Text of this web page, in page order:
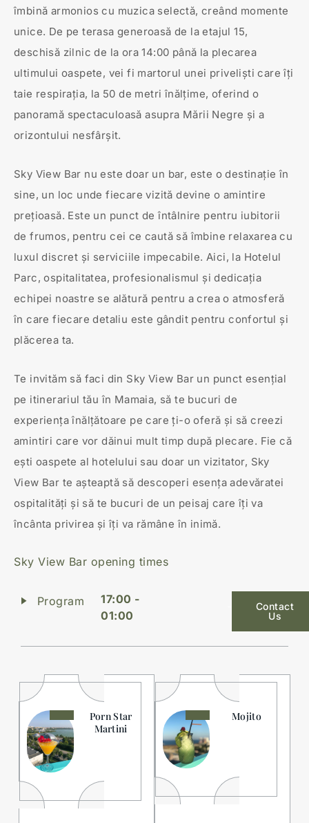
îmbină armonios cu muzica selectă, creând momente
unice. De pe terasa generoasă de la etajul 15,
deschisă zilnic de la ora 14:00 până la plecarea
ultimului oaspete, vei fi martorul unei priveliști care îți
taie respirația, la 50 de metri înălțime, oferind o
panoramă spectaculoasă asupra Mării Negre și a
orizontului nesfârșit.
Sky View Bar nu este doar un bar, este o destinație în
sine, un loc unde fiecare vizită devine o amintire
prețioasă. Este un punct de întâlnire pentru iubitorii
de frumos, pentru cei ce caută să îmbine relaxarea cu
luxul discret și serviciile impecabile. Aici, la Hotelul
Parc, ospitalitatea, profesionalismul și dedicația
echipei noastre se alătură pentru a crea o atmosferă
în care fiecare detaliu este gândit pentru confortul și
plăcerea ta.
Te invităm să faci din Sky View Bar un punct esențial
pe itinerariul tău în Mamaia, să te bucuri de
experiența înălțătoare pe care ți-o oferă și să creezi
amintiri care vor dăinui mult timp după plecare. Fie că
ești oaspete al hotelului sau doar un vizitator, Sky
View Bar te așteaptă să descoperi esența adevăratei
ospitalități și să te bucuri de un peisaj care îți va
încânta privirea și îți va rămâne în inimă.
Sky View Bar opening times
Program
17:00 -
01:00
Contact
Us
Porn Star
Martini
Mojito